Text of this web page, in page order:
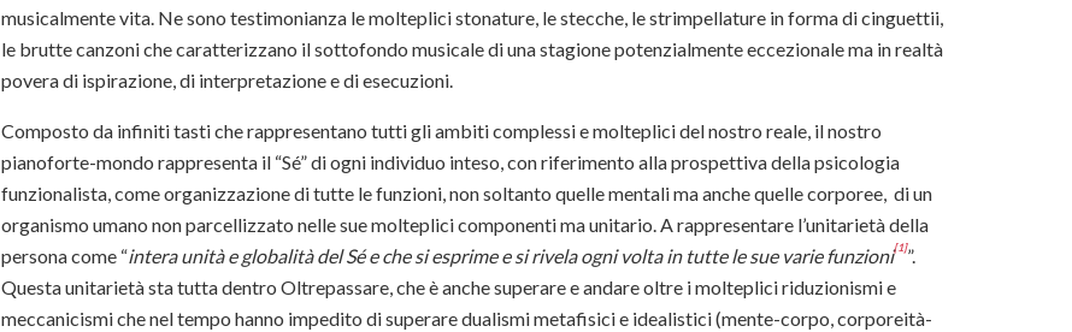
musicalmente vita. Ne sono testimonianza le molteplici stonature, le stecche, le strimpellature in forma di cinguettii,
le brutte canzoni che caratterizzano il sottofondo musicale di una stagione potenzialmente eccezionale ma in realtà
povera di ispirazione, di interpretazione e di esecuzioni.
Composto da infiniti tasti che rappresentano tutti gli ambiti complessi e molteplici del nostro reale, il nostro
pianoforte-mondo rappresenta il “Sé” di ogni individuo inteso, con riferimento alla prospettiva della psicologia
funzionalista, come organizzazione di tutte le funzioni, non soltanto quelle mentali ma anche quelle corporee, di un
organismo umano non parcellizzato nelle sue molteplici componenti ma unitario. A rappresentare l’unitarietà della
persona come “intera unità e globalità del Sé e che si esprime e si rivela ogni volta in tutte le sue varie funzioni[1]”.
Questa unitarietà sta tutta dentro Oltrepassare, che è anche superare e andare oltre i molteplici riduzionismi e
meccanicismi che nel tempo hanno impedito di superare dualismi metafisici e idealistici (mente-corpo, corporeità-